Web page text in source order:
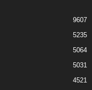
9607
5235
5064
5031
4521